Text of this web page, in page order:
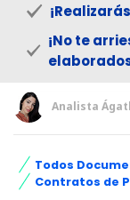
¡No te
Analista
Todos
Contratos de